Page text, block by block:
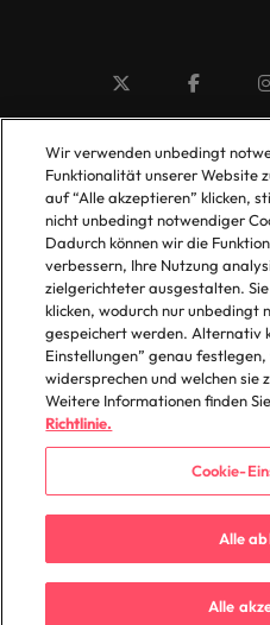
© 2025 Robert Walters
Wir verwenden unbedingt
Funktionalität unserer Website
auf “Alle akzeptieren” klicken,
nicht unbedingt notwendiger
Dadurch können wir die
verbessern, Ihre Nutzung
zielgerichteter ausgestalten.
klicken, wodurch nur unbedingt
gespeichert werden. Alternativ
Einstellungen” genau festlegen,
widersprechen und welchen sie
Weitere Informationen finden
Richtlinie.
Cookie-
Alle
Alle